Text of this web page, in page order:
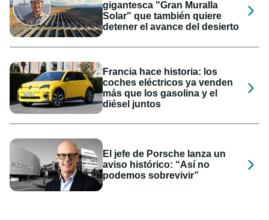
gigantesca "Gran Muralla
Solar" que también quiere
detener el avance del desierto
Francia hace historia: los
coches eléctricos ya venden
más que los gasolina y el
diésel juntos
El jefe de Porsche lanza un
aviso histórico: “Así no
podemos sobrevivir”